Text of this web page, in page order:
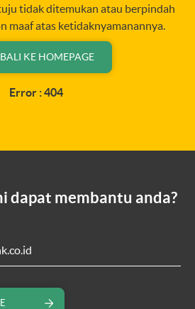
tidak ditemukan atau berpindah
maaf atas ketidaknyamanannya.
KE HOMEPAGE
Error : 404
dapat membantu anda?